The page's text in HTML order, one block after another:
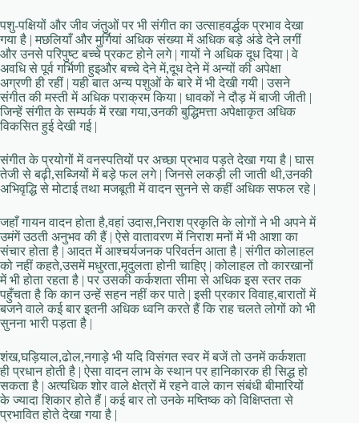
पशु-पक्षियों और जीव जंतुओं पर भी संगीत का उत्साहवर्द्धक प्रभाव देखा
गया है | मछलियाँ और मुर्गियां अधिक संख्या में अधिक बड़े अंडे देने लगीं
और उनसे परिपुष्ट बच्चे प्रकट होने लगे | गायों ने अधिक दूध दिया | वे
अवधि से पूर्व गर्भिणी हुइऔर बच्चे देने में,दूध देने में अन्यों की अपेक्षा
अग्रणी ही रहीं | यही बात अन्य पशुओं के बारे में भी देखी गयी | उसने
संगीत की मस्ती में अधिक पराक्रम किया | धावकों ने दौड़ में बाजी जीती |
जिन्हें संगीत के सम्पर्क में रखा गया,उनकी बुद्धिमत्ता अपेक्षाकृत अधिक
विकसित हुई देखी गई |
संगीत के प्रयोगों में वनस्पतियों पर अच्छा प्रभाव पड़ते देखा गया है | घास
तेजी से बढ़ी,सब्जियों में बड़े फल लगे | जिनसे लकड़ी ली जाती थी,उनकी
अभिवृद्धि से मोटाई तथा मजबूती में वादन सुनने से कहीं अधिक सफल रहे |
जहाँ गायन वादन होता है,वहां उदास,निराश प्रकृति के लोगों ने भी अपने में
उमंगें उठती अनुभव की हैं | ऐसे वातावरण में निराश मनों में भी आशा का
संचार होता है | आदत में आश्चर्यजनक परिवर्तन आता है | संगीत कोलाहल
को नहीं कहते,उसमें मधुरता,मृदुलता होनी चाहिए | कोलाहल तो कारखानों
में भी होता रहता है | पर उसकी कर्कशता सीमा से अधिक इस स्तर तक
पहुँचता है कि कान उन्हें सहन नहीं कर पाते | इसी प्रकार विवाह,बारातों में
बजने वाले कई बार इतनी अधिक ध्वनि करते हैं कि राह चलते लोगों को भी
सुनना भारी पड़ता है |
शंख,घड़ियाल,ढोल,नगाड़े भी यदि विसंगत स्वर में बजें तो उनमें कर्कशता
ही प्रधान होती है | ऐसा वादन लाभ के स्थान पर हानिकारक ही सिद्ध हो
सकता है | अत्यधिक शोर वाले क्षेत्रों में रहने वाले कान संबंधी बीमारियों
के ज्यादा शिकार होते हैं | कई बार तो उनके मष्तिष्क को विक्षिप्तता से
प्रभावित होते देखा गया है |